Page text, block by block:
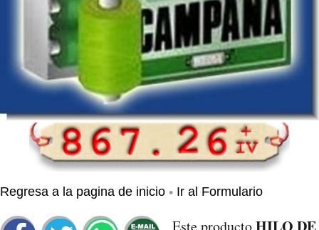
Regresa a la pagina de inicio • Ir al Formulario
Este producto